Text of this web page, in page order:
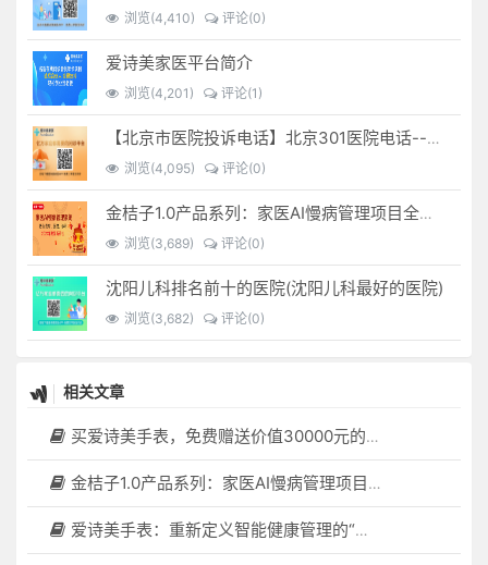
浏览(4,410) 评论(0)
爱诗美家医平台简介
浏览(4,201) 评论(1)
【北京市医院投诉电话】北京301医院电话--(北京301医院投诉电话多少)
浏览(4,095) 评论(0)
金桔子1.0产品系列：家医AI慢病管理项目全国招募区域合伙人，低投入，高回报，长收益
浏览(3,689) 评论(0)
沈阳儿科排名前十的医院(沈阳儿科最好的医院)
浏览(3,682) 评论(0)
相关文章
买爱诗美手表，免费赠送价值30000元的数智化门店系统一套（含硬件）
金桔子1.0产品系列：家医AI慢病管理项目全国招募区域合伙人，低投入，高回报，长收益
爱诗美手表：重新定义智能健康管理的“医疗级守护者”